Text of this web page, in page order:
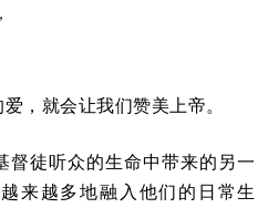
，就会让我们赞美上帝。
督徒听众的生命中带来的另一
来越多地融入他们的日常生